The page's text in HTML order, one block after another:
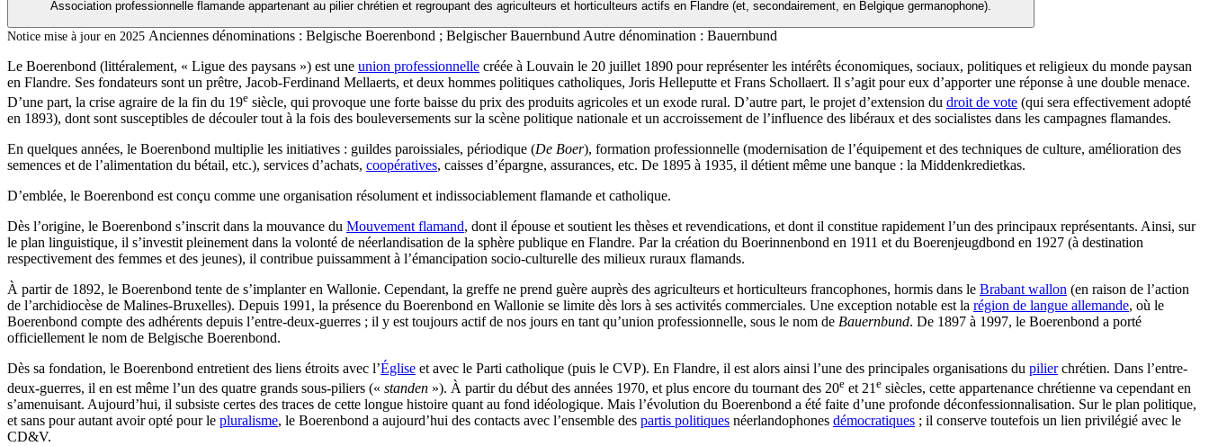
Association professionnelle flamande appartenant au pilier chrétien et regroupant des agriculteurs et horticulteurs actifs en Flandre (et, secondairement, en Belgique germanophone).
Notice mise à jour en 2025 Anciennes dénominations : Belgische Boerenbond ; Belgischer Bauernbund Autre dénomination : Bauernbund
Le Boerenbond (littéralement, « Ligue des paysans ») est une union professionnelle créée à Louvain le 20 juillet 1890 pour représenter les intérêts économiques, sociaux, politiques et religieux du monde paysan
en Flandre. Ses fondateurs sont un prêtre, Jacob-Ferdinand Mellaerts, et deux hommes politiques catholiques, Joris Helleputte et Frans Schollaert. Il s’agit pour eux d’apporter une réponse à une double menace.
D’une part, la crise agraire de la fin du 19e siècle, qui provoque une forte baisse du prix des produits agricoles et un exode rural. D’autre part, le projet d’extension du droit de vote (qui sera effectivement adopté
en 1893), dont sont susceptibles de découler tout à la fois des bouleversements sur la scène politique nationale et un accroissement de l’influence des libéraux et des socialistes dans les campagnes flamandes.
En quelques années, le Boerenbond multiplie les initiatives : guildes paroissiales, périodique (De Boer), formation professionnelle (modernisation de l’équipement et des techniques de culture, amélioration des
semences et de l’alimentation du bétail, etc.), services d’achats, coopératives, caisses d’épargne, assurances, etc. De 1895 à 1935, il détient même une banque : la Middenkredietkas.
D’emblée, le Boerenbond est conçu comme une organisation résolument et indissociablement flamande et catholique.
Dès l’origine, le Boerenbond s’inscrit dans la mouvance du Mouvement flamand, dont il épouse et soutient les thèses et revendications, et dont il constitue rapidement l’un des principaux représentants. Ainsi, sur
le plan linguistique, il s’investit pleinement dans la volonté de néerlandisation de la sphère publique en Flandre. Par la création du Boerinnenbond en 1911 et du Boerenjeugdbond en 1927 (à destination
respectivement des femmes et des jeunes), il contribue puissamment à l’émancipation socio-culturelle des milieux ruraux flamands.
À partir de 1892, le Boerenbond tente de s’implanter en Wallonie. Cependant, la greffe ne prend guère auprès des agriculteurs et horticulteurs francophones, hormis dans le Brabant wallon (en raison de l’action
de l’archidiocèse de Malines-Bruxelles). Depuis 1991, la présence du Boerenbond en Wallonie se limite dès lors à ses activités commerciales. Une exception notable est la région de langue allemande, où le
Boerenbond compte des adhérents depuis l’entre-deux-guerres ; il y est toujours actif de nos jours en tant qu’union professionnelle, sous le nom de Bauernbund. De 1897 à 1997, le Boerenbond a porté
officiellement le nom de Belgische Boerenbond.
Dès sa fondation, le Boerenbond entretient des liens étroits avec l’Église et avec le Parti catholique (puis le CVP). En Flandre, il est alors ainsi l’une des principales organisations du pilierchrétien. Dans l’entre-
deux-guerres, il en est même l’un des quatre grands sous-piliers (« standen »). À partir du début des années 1970, et plus encore du tournant des 20e et 21 e siècles, cette appartenance chrétienne va cependant en
s’amenuisant. Aujourd’hui, il subsiste certes des traces de cette longue histoire quant au fond idéologique. Mais l’évolution du Boerenbond a été faite d’une profonde déconfessionnalisation. Sur le plan politique,
et sans pour autant avoir opté pour le pluralisme, le Boerenbond a aujourd’hui des contacts avec l’ensemble des partis politiques néerlandophones démocratiques ; il conserve toutefois un lien privilégié avec le
CD&V.